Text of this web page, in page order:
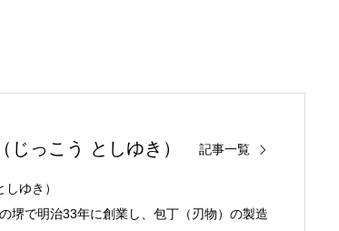
っこう としゆき） 記事一覧
ゆき）
堺で明治33年に創業し、包丁（刃物）の製造